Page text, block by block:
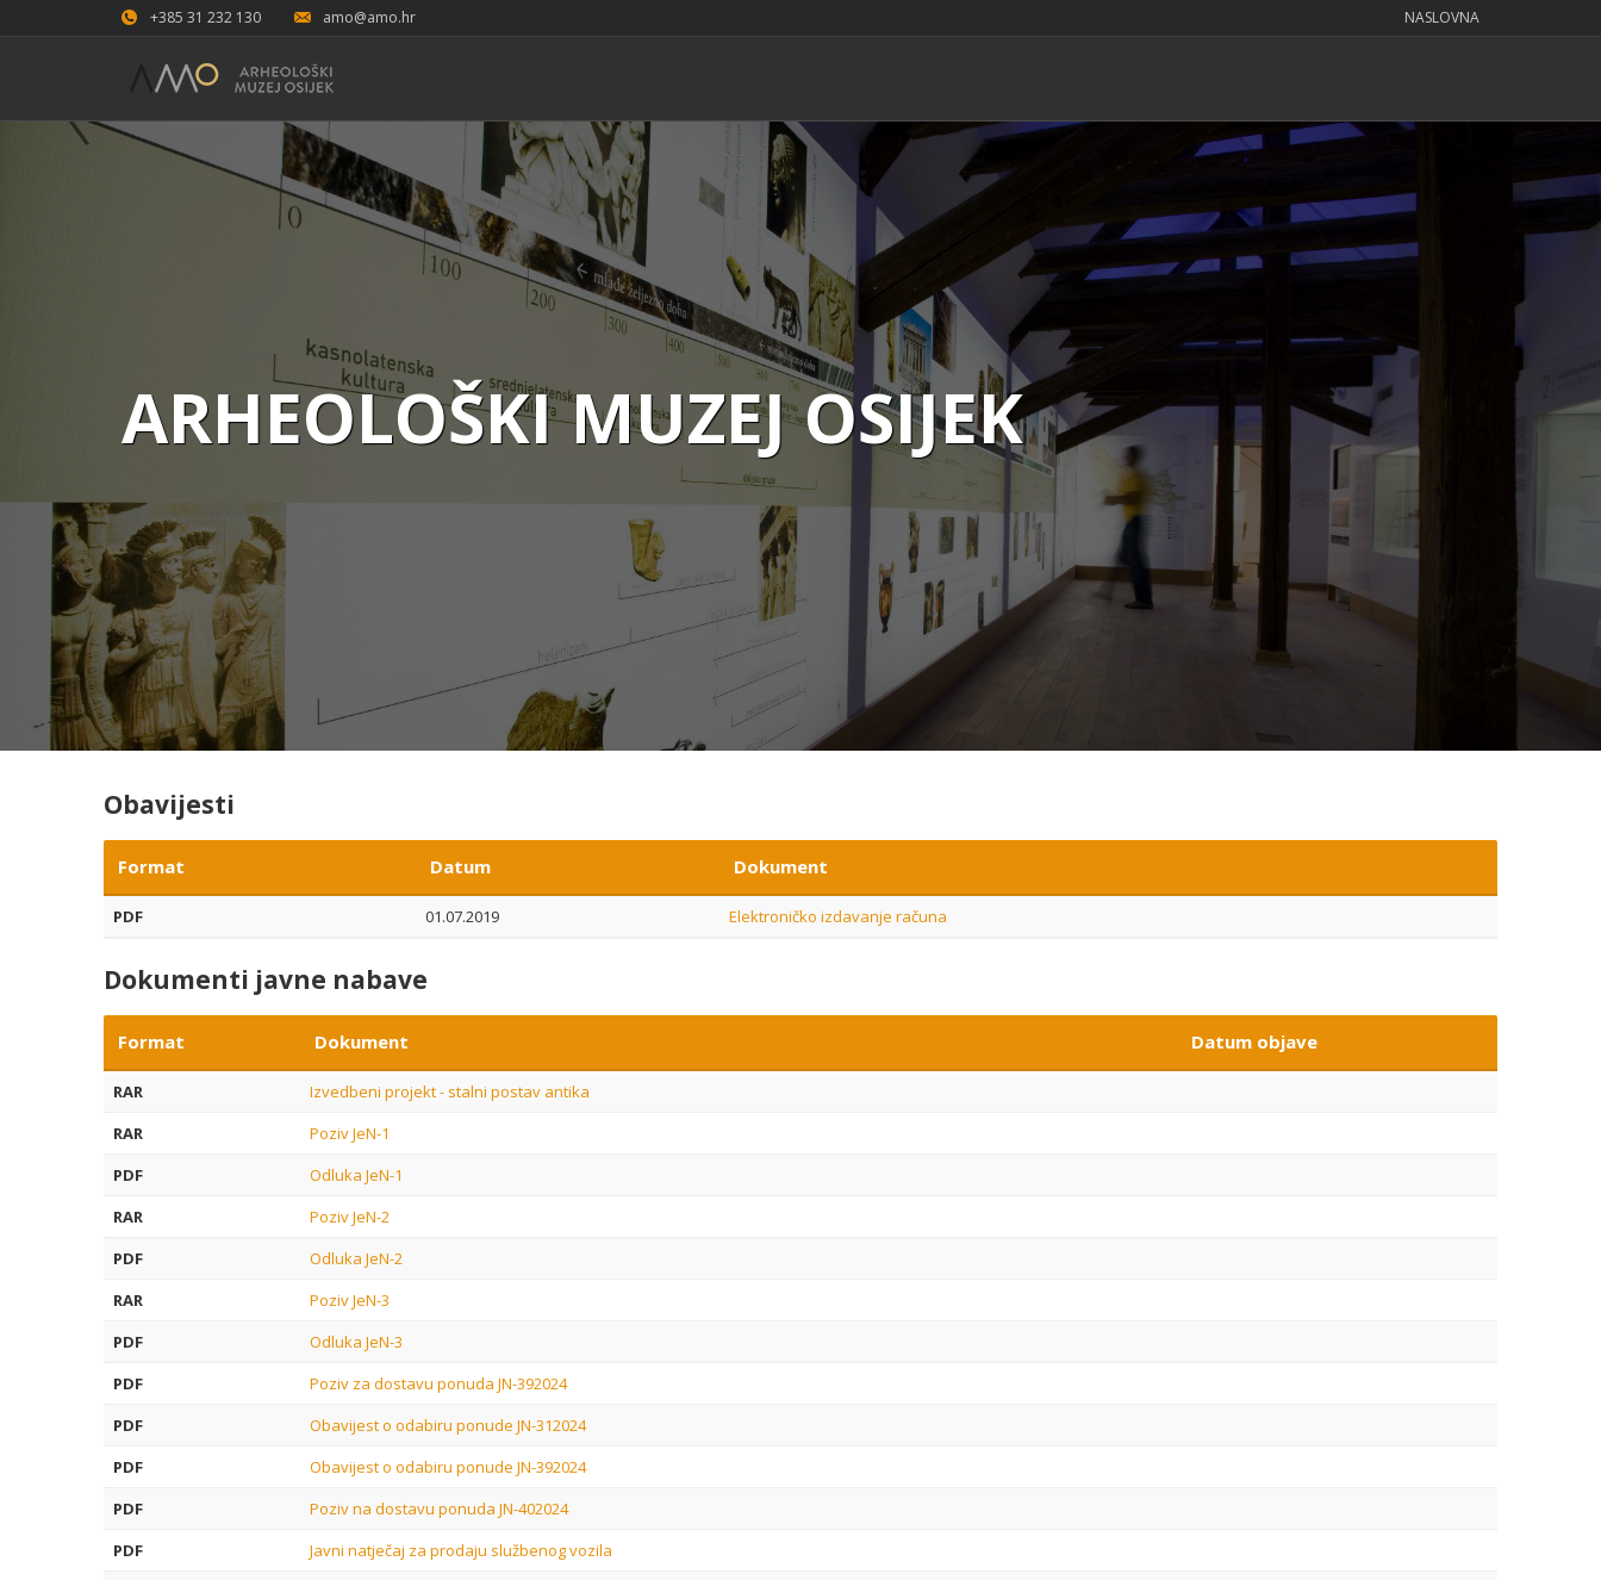
+385 31 232 130 amo@amo.hr NASLOVNA
ARHEOLOŠKI MUZEJ OSIJEK
Obavijesti
Format Datum Dokument
PDF 01.07.2019 Elektroničko izdavanje računa
Dokumenti javne nabave
Format Dokument Datum objave
RAR
Izvedbeni projekt - stalni postav antika
RAR
Poziv JeN-1
PDF
Odluka JeN-1
RAR
Poziv JeN-2
PDF
Odluka JeN-2
RAR
Poziv JeN-3
PDF
Odluka JeN-3
PDF
Poziv za dostavu ponuda JN-392024
PDF
Obavijest o odabiru ponude JN-312024
PDF
Obavijest o odabiru ponude JN-392024
PDF
Poziv na dostavu ponuda JN-402024
PDF
Javni natječaj za prodaju službenog vozila